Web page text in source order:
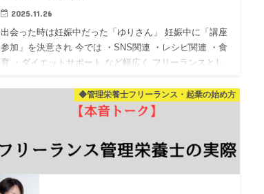
2025.11.26
出会った時は妊娠中だった「ゆりさん」 妊娠中に「講座
参加」を決意され 今では ・SNS関連 ・レシピ関連 ・食
育 ・ダイエットサポート など幅広く フリーランスとし
◆管理栄養士フリーランス・起業の始め方